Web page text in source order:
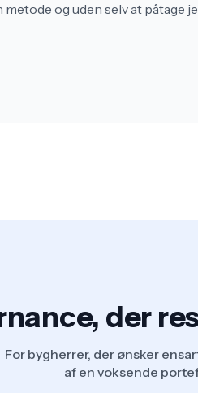
og uden selv at påtage
der
For bygherrer, der ønsker
af en voksende